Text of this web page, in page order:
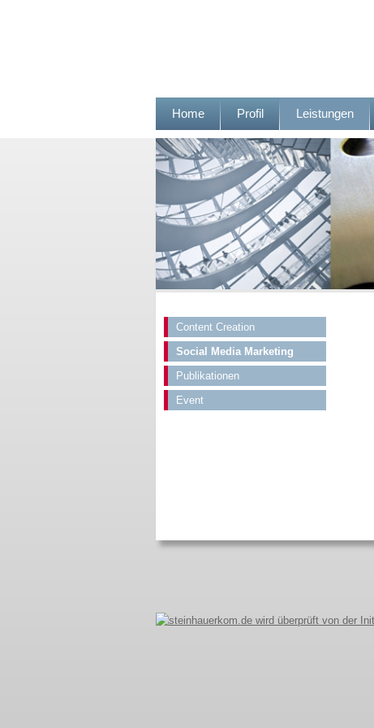
Inhalt
springen
Home Profil Leistungen
Content Creation
Social Media Marketing
Publikationen
Event